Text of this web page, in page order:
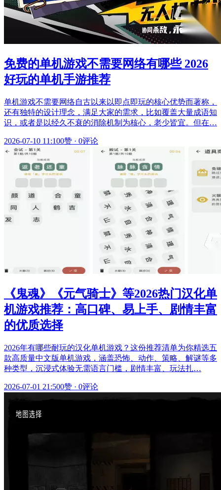
免费的单机游戏不需要网络有哪些 2026
好玩的单机手游推荐
单机游戏不需要网络自古以来以即点即玩的核心优势而著称，
还有独特的设计理念，满足大家的需求，比如覆盖大量成语知
识，或者是以经久不衰的消除机制为核心，老少皆宜。但在…
2026-07-10 11:100赞 · 0评论
《鬼魂》《元气骑士》等2026热门汉化单
机游戏推荐：高口碑、易上手、剧情丰富
的优质选择
2026年有哪些耐玩的汉化单机游戏？这份推荐清单为你精选五
款高质量中文版单机游戏，涵盖恐怖、动作、策略、解谜等多
种类型，沉浸式体验无需语言门槛，剧情丰富、玩法扎…
2026-07-01 21:500赞 · 0评论